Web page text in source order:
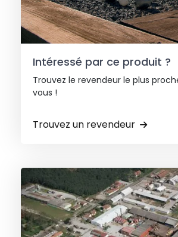
Intéressé par ce produit ?
Trouvez le revendeur le plus
vous !
Trouvez un revendeur